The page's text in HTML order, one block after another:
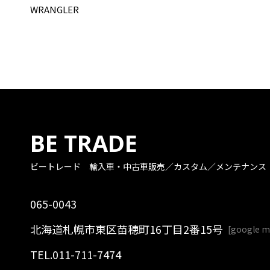
WRANGLER
BE TRADE
ビートレード 輸入車・中古車販売／カスタム／メンテナンス
065-0043
北海道札幌市東区苗穂町16丁目2番15号 [google
TEL.011-711-7474